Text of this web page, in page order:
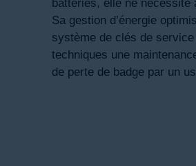
batteries, elle ne nécessite
Sa gestion d’énergie
système de clés de
techniques une
de perte de badge par un